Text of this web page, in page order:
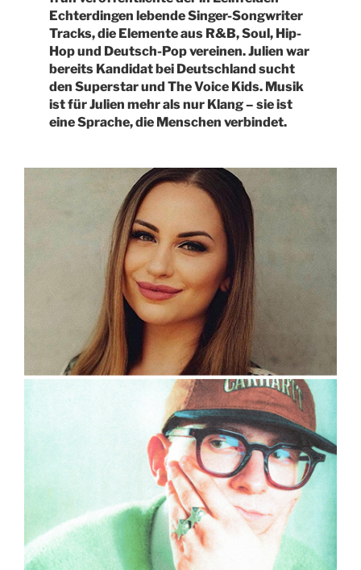
Echterdingen lebende Singer-Songwriter
Tracks, die Elemente aus R&B, Soul, Hip-
Hop und Deutsch-Pop vereinen. Julien war
bereits Kandidat bei Deutschland sucht
den Superstar und The Voice Kids. Musik
ist für Julien mehr als nur Klang – sie ist
eine Sprache, die Menschen verbindet.